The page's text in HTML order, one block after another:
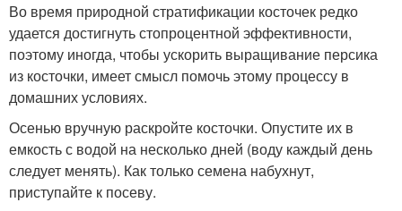
Во время природной стратификации косточек редко
удается достигнуть стопроцентной эффективности,
поэтому иногда, чтобы ускорить выращивание персика
из косточки, имеет смысл помочь этому процессу в
домашних условиях.
Осенью вручную раскройте косточки. Опустите их в
емкость с водой на несколько дней (воду каждый день
следует менять). Как только семена набухнут,
приступайте к посеву.